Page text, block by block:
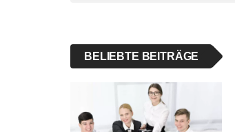
BELIEBTE BEITRÄGE